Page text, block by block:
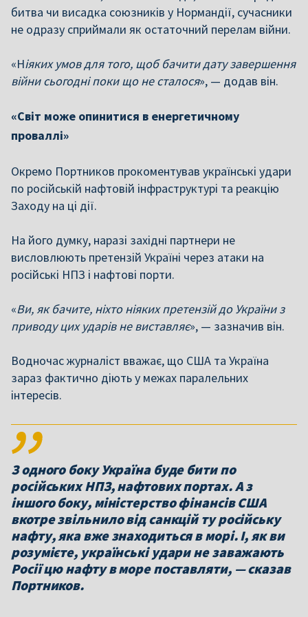
битва чи висадка союзників у Нормандії, сучасники
не одразу сприймали як остаточний перелам війни.
«Ніяких умов для того, щоб бачити дату завершення
війни сьогодні поки що не сталося», — додав він.
«Світ може опинитися в енергетичному
проваллі»
Окремо Портников прокоментував українські удари
по російській нафтовій інфраструктурі та реакцію
Заходу на ці дії.
На його думку, наразі західні партнери не
висловлюють претензій Україні через атаки на
російські НПЗ і нафтові порти.
«Ви, як бачите, ніхто ніяких претензій до України з
приводу цих ударів не виставляє», — зазначив він.
Водночас журналіст вважає, що США та Україна
зараз фактично діють у межах паралельних
інтересів.
З одного боку Україна буде бити по
російських НПЗ, нафтових портах. А з
іншого боку, міністерство фінансів США
вкотре звільнило від санкцій ту російську
нафту, яка вже знаходиться в морі. І, як ви
розумієте, українські удари не заважають
Росії цю нафту в море поставляти, — сказав
Портников.